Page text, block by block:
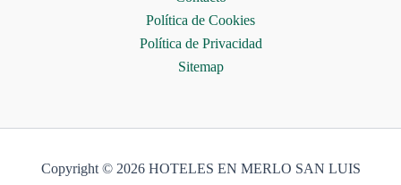
Política de Cookies
Política de Privacidad
Sitemap
Copyright © 2026 HOTELES EN MERLO SAN LUIS